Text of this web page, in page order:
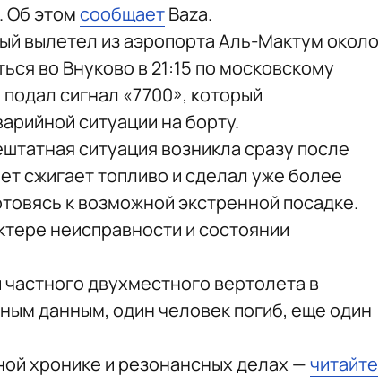
Об этомсообщаетBaza.
вылетел из аэропорта Аль-Мактум около
во Внуково в 21:15 по московскому
сигнал «7700», который
ситуации на борту.
ситуация возникла сразу после
сжигает топливо и сделал уже более
к возможной экстренной посадке.
неисправности и состоянии
двухместного вертолета в
данным, один человек погиб, еще один
хронике и резонансных делах —читайте